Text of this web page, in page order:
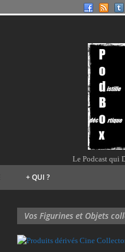
Le Podcast qui
QUI ?
+
Vos Figurines et Objets